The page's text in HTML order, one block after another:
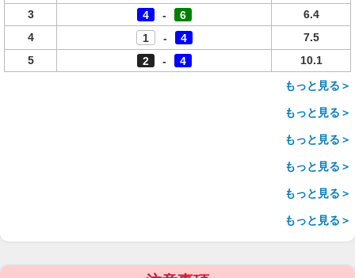
3
4 - 6
6.4
4
1 - 4
7.5
5
2 - 4
10.1
もっと見る＞
もっと見る＞
もっと見る＞
もっと見る＞
もっと見る＞
もっと見る＞